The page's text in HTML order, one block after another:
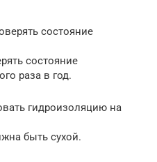
состояние
состояние
раза в год.
гидроизоляцию на
быть сухой.